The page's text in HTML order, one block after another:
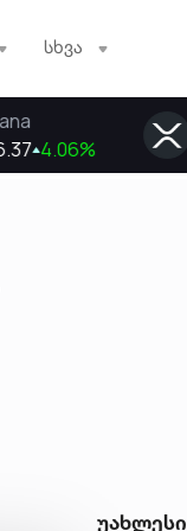
სხვა
უახლესი